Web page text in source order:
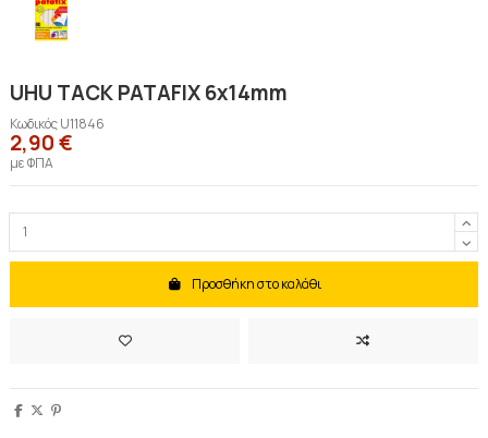
UHU TACK PATAFIX 6x14mm
ΚωδικόςU11846
2,90 €
με ΦΠΑ
Προσθήκη στο καλάθι